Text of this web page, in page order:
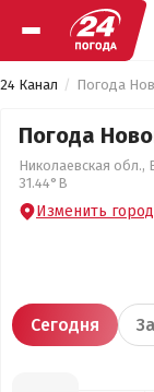
24 Канал Погода
Погода
Николаевская обл.,
31.44°В
Изменить город
Сегодня